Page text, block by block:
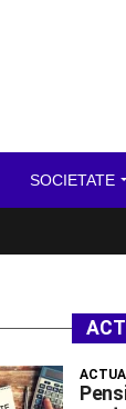
SOCIETATE